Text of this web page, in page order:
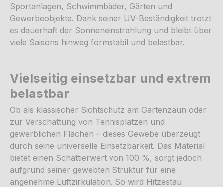
Sportanlagen, Schwimmbäder, Gärten und
Gewerbeobjekte. Dank seiner UV-Beständigkeit trotzt
es dauerhaft der Sonneneinstrahlung und bleibt über
viele Saisons hinweg formstabil und belastbar.
Vielseitig einsetzbar und extrem
belastbar
Ob als klassischer Sichtschutz am Gartenzaun oder
zur Verschattung von Tennisplätzen und
gewerblichen Flächen – dieses Gewebe überzeugt
durch seine universelle Einsetzbarkeit. Das Material
bietet einen Schattierwert von 100 %, sorgt jedoch
aufgrund seiner gewebten Struktur für eine
angenehme Luftzirkulation. So wird Hitzestau